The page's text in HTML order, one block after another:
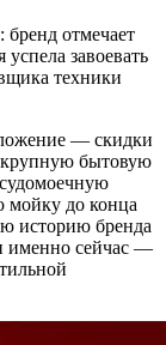
бренд отмечает
завоевать
техники
— скидки
крупную бытовую
до конца
историю бренда
именно сейчас —